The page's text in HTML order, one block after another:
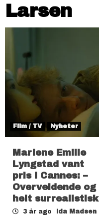
Larsen
Film / TV Nyheter
Marlene Emilie
Lyngstad vant
pris i Cannes: –
Overveldende og
helt surrealistisk
3 år ago
Ida Madsen